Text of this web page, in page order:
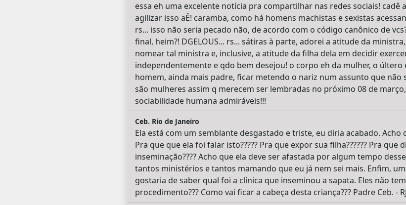
essa eh uma excelente notícia pra compartilhar nas redes sociais! cadê
agilizar isso aÊ! caramba, como há homens machistas e sexistas
rs... isso não seria pecado não, de acordo com o código canônico de
final, heim?! DGELOUS... rs... sátiras à parte, adorei a atitude da
nomear tal ministra e, inclusive, a atitude da filha dela em decidir
independentemente e qdo bem desejou! o corpo eh da mulher, o últero
homem, ainda mais padre, ficar metendo o nariz num assunto que não
são mulheres assim q merecem ser lembradas no próximo 08 de
sociabilidade humana admiráveis!!!
Ceb. Rio de Janeiro
Ela está com um semblante desgastado e triste, eu diria acabado.
Pra que que ela foi falar isto????? Pra que expor sua filha?????? Pra que
inseminação???? Acho que ela deve ser afastada por algum tempo
tantos ministérios e tantos mamando que eu já nem sei mais. Enfim,
gostaria de saber qual foi a clínica que inseminou a sapata. Eles não
procedimento??? Como vai ficar a cabeça desta criança??? Padre Ceb. - RJ